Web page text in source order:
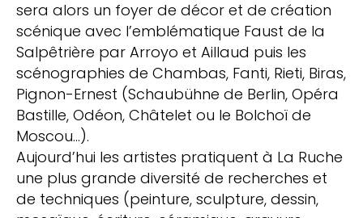
sera alors un foyer de décor et de création
scénique avec l’emblématique Faust de la
Salpêtrière par Arroyo et Aillaud puis les
scénographies de Chambas, Fanti, Rieti, Biras,
Pignon-Ernest (Schaubühne de Berlin, Opéra
Bastille, Odéon, Châtelet ou le Bolchoï de
Moscou…).
Aujourd’hui les artistes pratiquent à La Ruche
une plus grande diversité de recherches et
de techniques (peinture, sculpture, dessin,